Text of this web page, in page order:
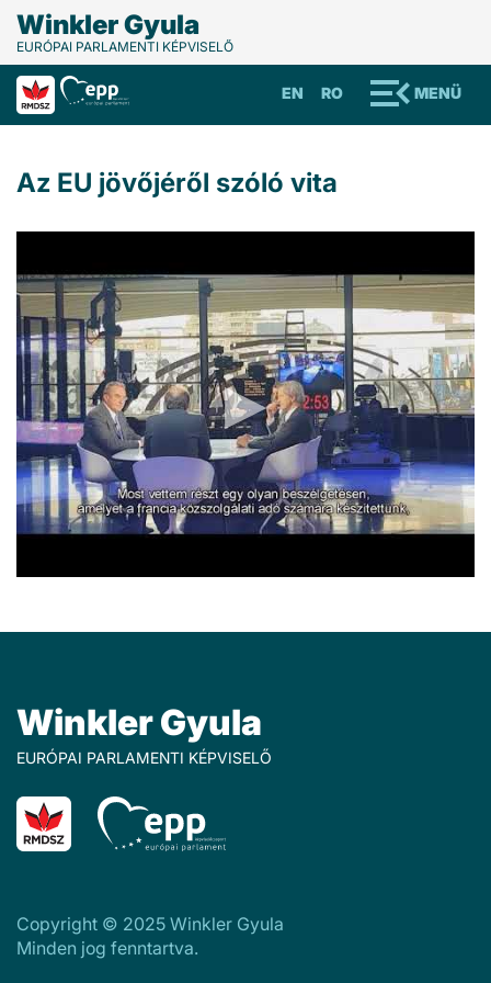
Winkler Gyula
EURÓPAI PARLAMENTI KÉPVISELŐ
MENÜ
RO
EN
Az EU jövőjéről szóló vita
Winkler Gyula
EURÓPAI PARLAMENTI KÉPVISELŐ
Copyright © 2025 Winkler Gyula
Minden jog fenntartva.